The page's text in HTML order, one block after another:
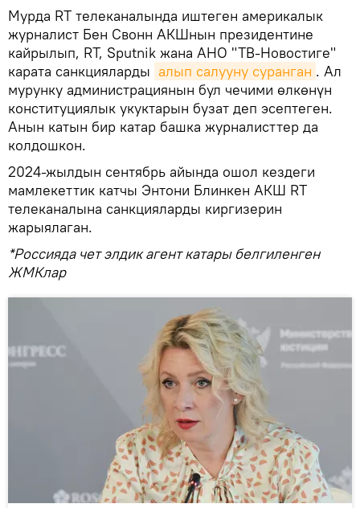
Мурда RT телеканалында иштеген америкалык
журналист Бен Свонн АКШнын президентине
кайрылып, RT, Sputnik жана АНО "ТВ-Новостиге"
карата санкцияларды алып салууну суранган . Ал
мурунку администрациянын бул чечими өлкөнүн
конституциялык укуктарын бузат деп эсептеген.
Анын катын бир катар башка журналисттер да
колдошкон.
2024-жылдын сентябрь айында ошол кездеги
мамлекеттик катчы Энтони Блинкен АКШ RT
телеканалына санкцияларды киргизерин
жарыялаган.
*Россияда чет элдик агент катары белгиленген
ЖМКлар